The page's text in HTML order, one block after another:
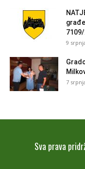
9
7
Sva prava